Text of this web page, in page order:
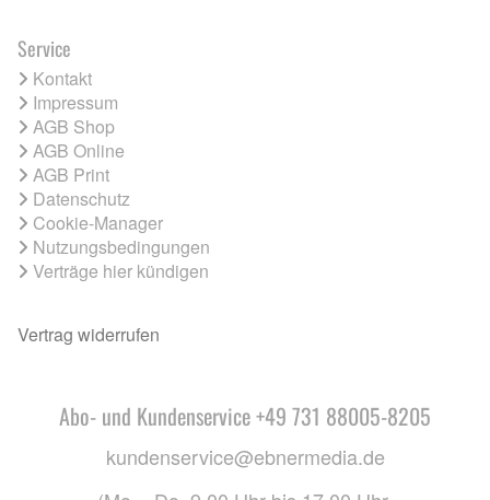
Service
Kontakt
Impressum
AGB Shop
AGB Online
AGB Print
Datenschutz
Cookie-Manager
Nutzungsbedingungen
Verträge hier kündigen
Vertrag widerrufen
Abo- und Kundenservice +49 731 88005-8205
kundenservice@ebnermedia.de